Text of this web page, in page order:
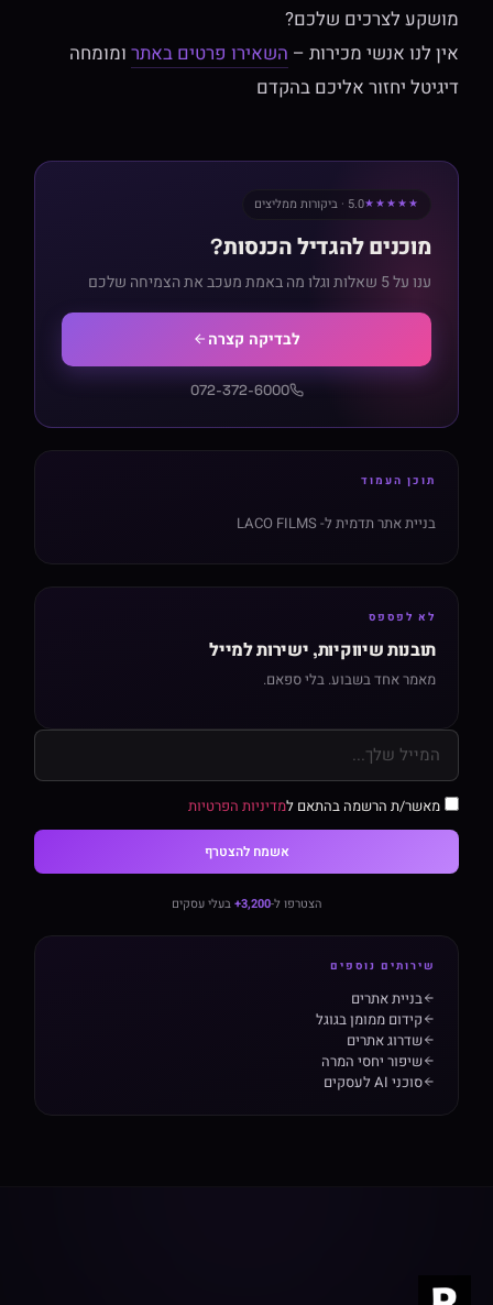
מושקע לצרכים שלכם?
אין לנו אנשי מכירות – השאירו פרטים באתרומומחה
דיגיטל יחזור אליכם בהקדם
★★★★★5.0 · ביקורות ממליצים
מוכנים להגדיל הכנסות?
ענו על 5 שאלות וגלו מה באמת מעכב את הצמיחה שלכם
לבדיקה קצרה
072-372-6000
תוכן העמוד
בניית אתר תדמית ל- LACO FILMS
לא לפספס
תובנות שיווקיות, ישירות למייל
מאמר אחד בשבוע. בלי ספאם.
מאשר/ת הרשמה בהתאם למדיניות הפרטיות
אשמח להצטרף
הצטרפו ל-3,200+ בעלי עסקים
שירותים נוספים
בניית אתרים
קידום ממומן בגוגל
שדרוג אתרים
שיפור יחסי המרה
סוכני AI לעסקים